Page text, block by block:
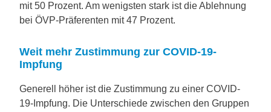
mit 50 Prozent. Am wenigsten stark ist die Ablehnung
bei ÖVP-Präferenten mit 47 Prozent.
Weit mehr Zustimmung zur COVID-19-
Impfung
Generell höher ist die Zustimmung zu einer COVID-
19-Impfung. Die Unterschiede zwischen den Gruppen